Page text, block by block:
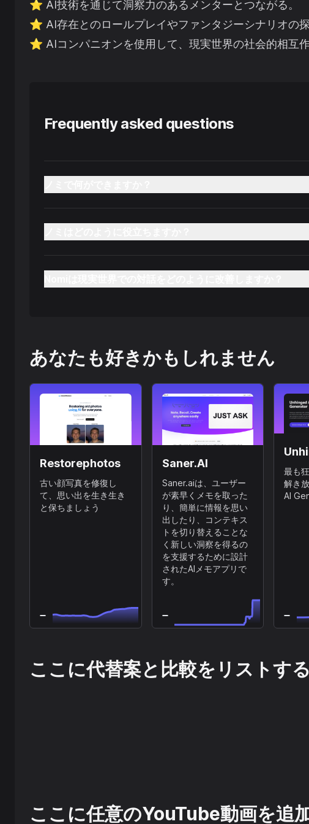
⭐️ AI技術を通じて洞察力のあるメンターとつながる。
⭐️ AI存在とのロールプレイやファンタジーシナリオの探
⭐️ AIコンパニオンを使用して、現実世界の社会的相互
Frequently asked questions
あなたも好きかもしれません
Restorephotos
古い顔写真を修復し
て、思い出を生き生き
と保ちましょう
Saner.AI
Saner.aiは、ユーザー
が素早くメモを取った
り、簡単に情報を思い
出したり、コンテキス
トを切り替えることな
く新しい洞察を得るの
を支援するために設計
されたAIメモアプリで
す。
最も
解き
AI
ここに代替案と比較をリストする
ここに任意のYouTube動画を追